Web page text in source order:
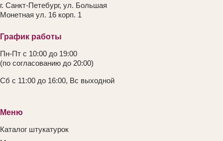
г. Санкт-Петебург, ул. Большая
Монетная ул. 16 корп. 1
График работы
Пн-Пт с 10:00 до 19:00
(по согласованию до 20:00)
Сб с 11:00 до 16:00, Вс выходной
Меню
Каталог штукатурок